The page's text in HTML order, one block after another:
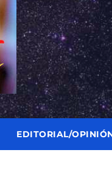
EDITORIAL/